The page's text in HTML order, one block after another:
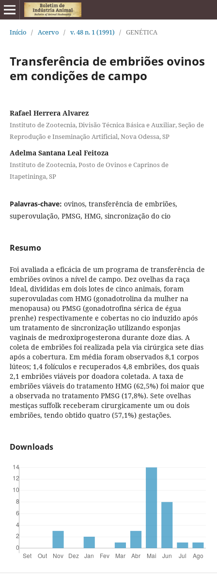
Início / Acervo / v. 48 n. 1 (1991) / GENÉTICA
Transferência de embriões ovinos
em condições de campo
Rafael Herrera Alvarez
Instituto de Zootecnia, Divisão Técnica Básica e Auxiliar, Seção de
Reprodução e Inseminação Artificial, Nova Odessa, SP
Adelma Santana Leal Feitoza
Instituto de Zootecnia, Posto de Ovinos e Caprinos de
Itapetininga, SP
Palavras-chave: ovinos, transferência de embriões,
superovulação, PMSG, HMG, sincronização do cio
Resumo
Foi avaliada a eficácia de um programa de transferência de
embriões ovinos a nível de campo. Dez ovelhas da raça
Ideal, divididas em dois lotes de cinco animais, foram
superovuladas com HMG (gonadotrolina da mulher na
menopausa) ou PMSG (gonadotrofina sérica de égua
prenhe) respectivamente e cobertas no cio induzido após
um tratamento de sincronização utilizando esponjas
vaginais de medroxiprogesterona durante doze dias. A
coleta de embriões foi realizada pela via cirúrgica sete dias
após a cobertura. Em média foram observados 8,1 corpos
lúteos; 1,4 folículos e recuperados 4,8 embriões, dos quais
2,1 embriões viáveis por doadora coletada. A taxa de
embriões viáveis do tratamento HMG (62,5%) foi maior que
a observada no tratamento PMSG (17,8%). Sete ovelhas
mestiças suffolk receberam cirurgicamente um ou dois
embriões, tendo obtido quatro (57,1%) gestações.
Downloads